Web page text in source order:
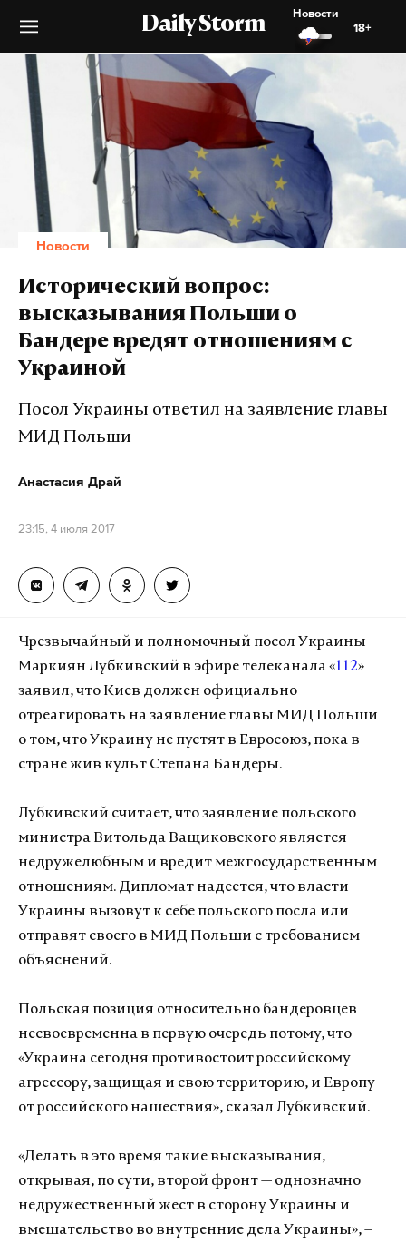
Daily Storm
Новости
18+
Новости
Исторический вопрос:
высказывания Польши о
Бандере вредят отношениям с
Украиной
Посол Украины ответил на заявление главы
МИД Польши
Анастасия Драй
23:15, 4 июля 2017
Чрезвычайный и полномочный посол Украины
Маркиян Лубкивский в эфире телеканала «112»
заявил, что Киев должен официально
отреагировать на заявление главы МИД Польши
о том, что Украину не пустят в Евросоюз, пока в
стране жив культ Степана Бандеры.
Лубкивский считает, что заявление польского
министра Витольда Ващиковского является
недружелюбным и вредит межгосударственным
отношениям. Дипломат надеется, что власти
Украины вызовут к себе польского посла или
отправят своего в МИД Польши с требованием
объяснений.
Польская позиция относительно бандеровцев
несвоевременна в первую очередь потому, что
«Украина сегодня противостоит российскому
агрессору, защищая и свою территорию, и Европу
от российского нашествия», сказал Лубкивский.
«Делать в это время такие высказывания,
открывая, по сути, второй фронт — однозначно
недружественный жест в сторону Украины и
вмешательство во внутренние дела Украины», –